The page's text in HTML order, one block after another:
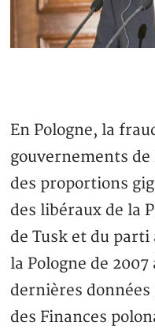
En Pologne, la
gouvernements
des proportions
des libéraux de la
de Tusk et du parti
la Pologne de 2007
dernières
des Finances